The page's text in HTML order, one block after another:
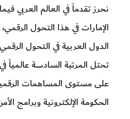
نحرز تقدماً في العالم العربي
الإمارات في هذا التحول
الدول العربية في التحول
على مستوى المساهمات
الحكومة الإلكترونية وبرامج